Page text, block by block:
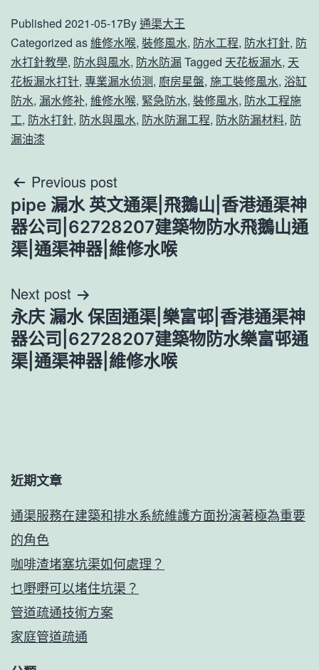
Published 2021-05-17By通渠大王
Categorized as維修水喉, 裝修風水, 防水工程, 防水打針, 防
水打針教學, 防水與風水, 防水防漏 Tagged 天花板漏水, 天
花板漏水打针, 專業漏水侦测, 廚房星盤, 施工裝修風水, 浴缸
防水, 漏水修补, 維修水喉, 緊急防水, 裝修風水, 防水工程施
工, 防水打針, 防水與風水, 防水防漏工程, 防水防漏材料, 防
漏油漆
文
章
導
覽
Previous post
pipe 漏水 英文通渠|飛鵝山|香港通渠神
器公司|62728207建築物防水飛鵝山通
渠|通渠神器|維修水喉
Next post
永庆 漏水 保固通渠|樂富邨|香港通渠神
器公司|62728207建築物防水樂富邨通
渠|通渠神器|維修水喉
近期文章
通渠服務在建築和排水系統維護方面扮演著極為重要
的角色
咖啡渣堵塞坑渠如何處理？
乜嘢嘢可以堵住坑渠？
管道疏通技術方案
家庭管道疏通